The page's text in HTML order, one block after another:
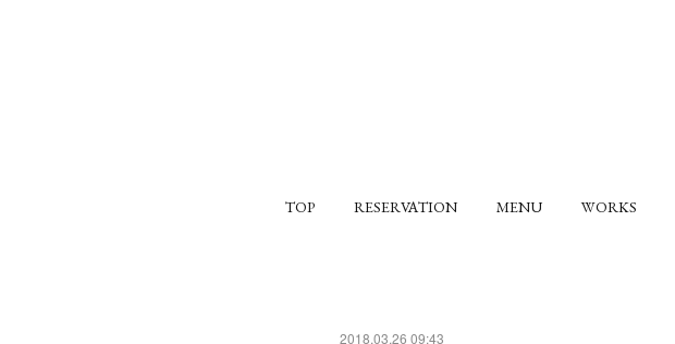
TOP RESERVATION MENU WORKS
2018.03.26 09:43